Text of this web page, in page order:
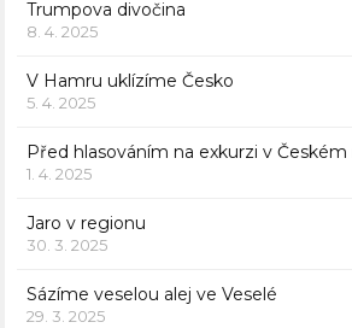
Trumpova divočina
8. 4. 2025
V Hamru uklízíme Česko
5. 4. 2025
Před hlasováním na exkurzi v Českém
1. 4. 2025
Jaro v regionu
30. 3. 2025
Sázíme veselou alej ve Veselé
29. 3. 2025